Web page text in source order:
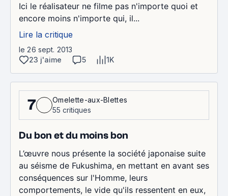
Ici le réalisateur ne filme pas n'importe quoi et
encore moins n'importe qui, il...
Lire la critique
le 26 sept. 2013
23 j'aime
5 1K
7
Omelette-aux-Blettes
55 critiques
Du bon et du moins bon
L’œuvre nous présente la société japonaise suite
au séisme de Fukushima, en mettant en avant ses
conséquences sur l'Homme, leurs
comportements, le vide qu'ils ressentent en eux,